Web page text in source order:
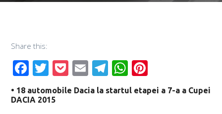
Share this:
Facebook
Twitter
Pocket
EmailTelegram
WhatsApp
• 18 automobile Dacia la startul etapei a 7-a a Cupei
DACIA 2015